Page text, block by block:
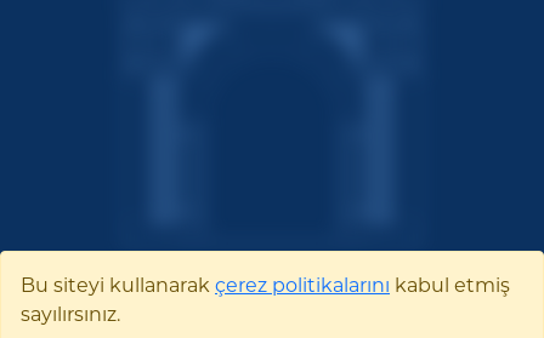
Bu siteyi kullanarak çerez politikalarını kabul etmiş
sayılırsınız.